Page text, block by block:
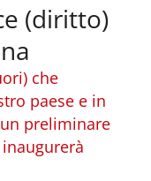
(diritto)
che
paese e in
preliminare